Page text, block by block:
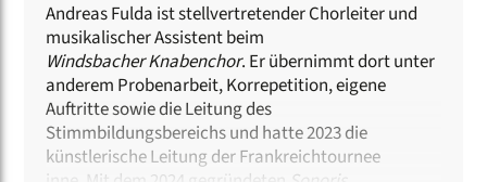
Andreas Fulda ist stellvertretender Chorleiter und
musikalischer Assistent beim
Windsbacher Knabenchor. Er übernimmt dort unter
anderem Probenarbeit, Korrepetition, eigene
Auftritte sowie die Leitung des
Stimmbildungsbereichs und hatte 2023 die
künstlerische Leitung der Frankreichtournee